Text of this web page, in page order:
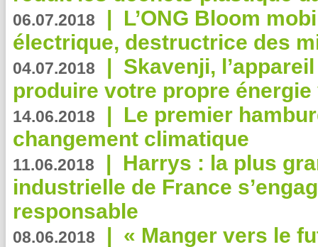
06.07.2018 | L’ONG Bloom
électrique, destructrice des
04.07.2018 | Skavenji,
produire votre propre
14.06.2018 | Le premier
changement climatique
11.06.2018 | Harrys : la plus
industrielle de France
responsable
08.06.2018 | « Manger vers le